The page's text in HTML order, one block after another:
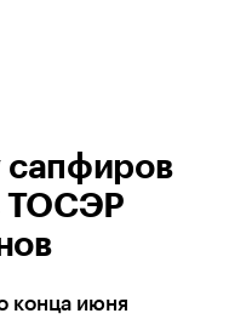
сапфиров
ТОСЭР
конца июня